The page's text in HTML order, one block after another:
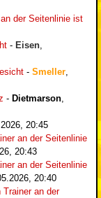
an der Seitenlinie ist
- Eisen
- Smeller
- Dietmarson
20:45
an der Seitenlinie
20:43
an der Seitenlinie
20:40
Trainer an der